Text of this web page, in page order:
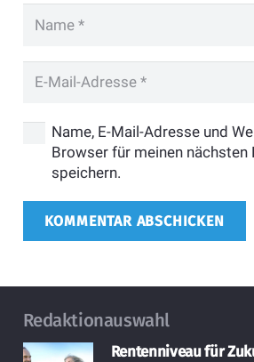
Name, E-Mail-Adresse und
Browser für meinen nächsten
speichern.
KOMMENTAR ABSCHICKEN
Redaktionauswahl
Rentenniveau für